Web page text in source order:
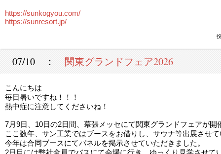
https://sunkogyou.com/
https://sunresort.jp/
07/10 ： 関東グランドフェア2026
こんにちは
毎日暑いですね！！！
熱中症に注意してくださいね！
7月9日、10日の2日間、幕張メッセにて関東グランドフェアが開
ここ数年、サン工業ではブースをお借りし、サウナ等出展させ
今年は合同ブースにてパネルを掲示させていただきました。
2日目には弊社全員でバスにて会場に行き、ゆっくり見学させて